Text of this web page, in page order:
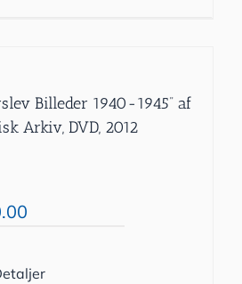
Billeder 1940-1945” af
Arkiv, DVD, 2012